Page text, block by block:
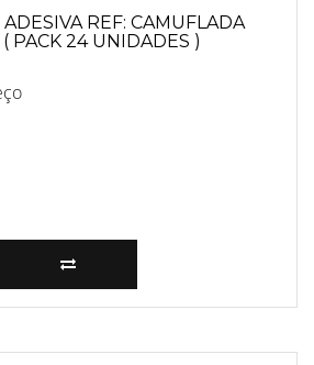
REF: CAMUFLADA
PACK 24 UNIDADES )